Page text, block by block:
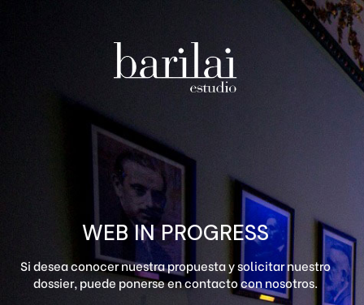
WEB IN PROGRESS
Si desea conocer nuestra propuesta y solicitar nuestro
dossier, puede ponerse en contacto con nosotros.